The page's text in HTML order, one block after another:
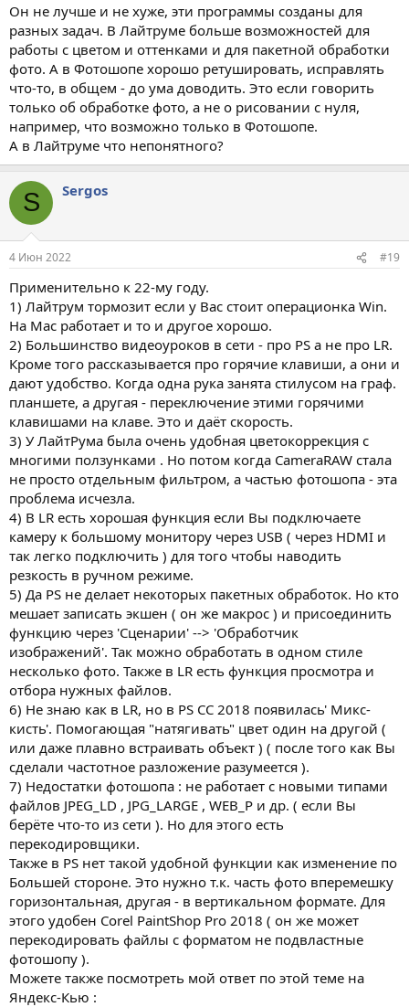
Он не лучше и не хуже, эти программы созданы для
разных задач. В Лайтруме больше возможностей для
работы с цветом и оттенками и для пакетной обработки
фото. А в Фотошопе хорошо ретушировать, исправлять
что-то, в общем - до ума доводить. Это если говорить
только об обработке фото, а не о рисовании с нуля,
например, что возможно только в Фотошопе.
А в Лайтруме что непонятного?
S Sergos
4 Июн 2022 #19
Применительно к 22-му году.
1) Лайтрум тормозит если у Вас стоит операционка Win.
На Мас работает и то и другое хорошо.
2) Большинство видеоуроков в сети - про PS а не про LR.
Кроме того рассказывается про горячие клавиши, а они и
дают удобство. Когда одна рука занята стилусом на граф.
планшете, а другая - переключение этими горячими
клавишами на клаве. Это и даёт скорость.
3) У ЛайтРума была очень удобная цветокоррекция с
многими ползунками . Но потом когда CameraRAW стала
не просто отдельным фильтром, а частью фотошопа - эта
проблема исчезла.
4) В LR есть хорошая функция если Вы подключаете
камеру к большому монитору через USB ( через HDMI и
так легко подключить ) для того чтобы наводить
резкость в ручном режиме.
5) Да PS не делает некоторых пакетных обработок. Но кто
мешает записать экшен ( он же макрос ) и присоединить
функцию через 'Сценарии' --> 'Обработчик
изображений'. Так можно обработать в одном стиле
несколько фото. Также в LR есть функция просмотра и
отбора нужных файлов.
6) Не знаю как в LR, но в PS CC 2018 появилась' Микс-
кисть'. Помогающая "натягивать" цвет один на другой (
или даже плавно встраивать объект ) ( после того как Вы
сделали частотное разложение разумеется ).
7) Недостатки фотошопа : не работает с новыми типами
файлов JPEG_LD , JPG_LARGE , WEB_P и др. ( если Вы
берёте что-то из сети ). Но для этого есть
перекодировщики.
Также в PS нет такой удобной функции как изменение по
Большей стороне. Это нужно т.к. часть фото вперемешку
горизонтальная, другая - в вертикальном формате. Для
этого удобен Corel PaintShop Pro 2018 ( он же может
перекодировать файлы с форматом не подвластные
фотошопу ).
Можете также посмотреть мой ответ по этой теме на
Яндекс-Кью :